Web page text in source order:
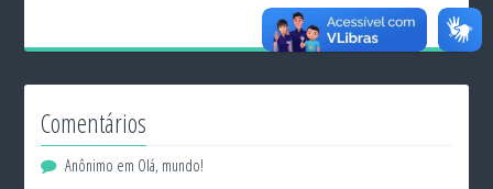
Comentários
Anônimo em Olá, mundo!